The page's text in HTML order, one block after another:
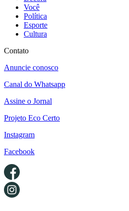
Você
Política
Esporte
Cultura
Contato
Anuncie conosco
Canal do Whatsapp
Assine o Jornal
Projeto Eco Certo
Instagram
Facebook